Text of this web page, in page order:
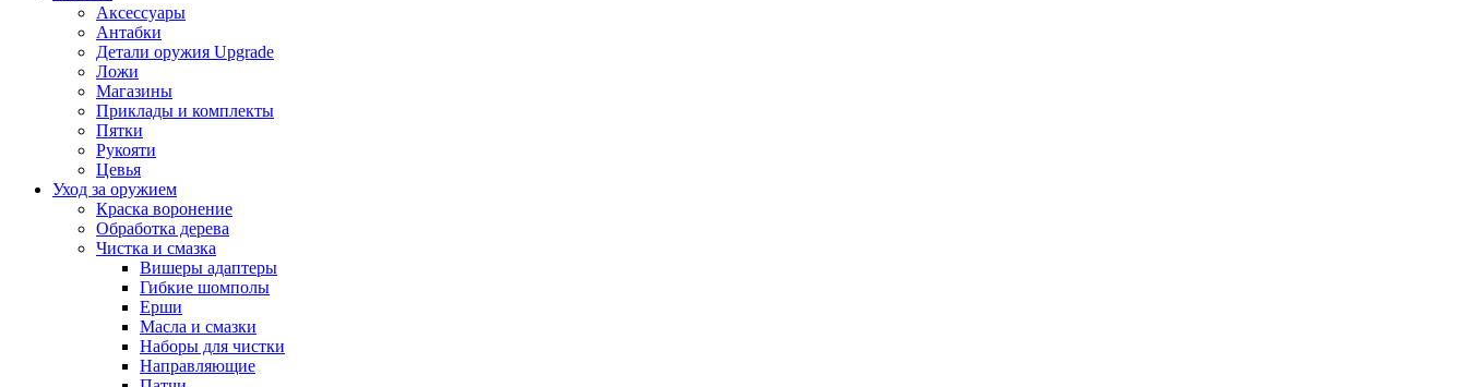
Аксессуары
Антабки
Детали оружия Upgrade
Ложи
Магазины
Приклады и комплекты
Пятки
Рукояти
Цевья
Уход за оружием
Краска воронение
Обработка дерева
Чистка и смазка
Вишеры адаптеры
Гибкие шомполы
Ерши
Масла и смазки
Наборы для чистки
Направляющие